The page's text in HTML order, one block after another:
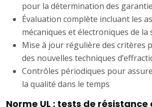
pour la détermination des
Évaluation complète incluant les
mécaniques et électroniques de la
Mise à jour régulière des critères
des nouvelles techniques
Contrôles périodiques pour
la qualité dans le temps
Norme UL : tests de